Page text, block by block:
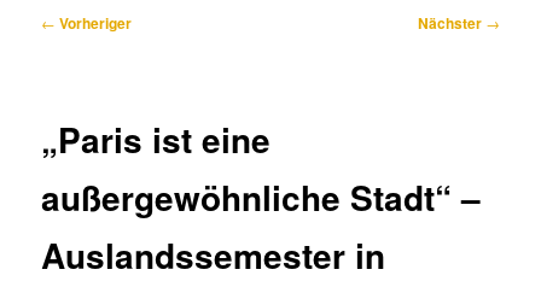
Beitragsnavigation
← Vorheriger Nächster →
„Paris ist eine
außergewöhnliche Stadt“ –
Auslandssemester in